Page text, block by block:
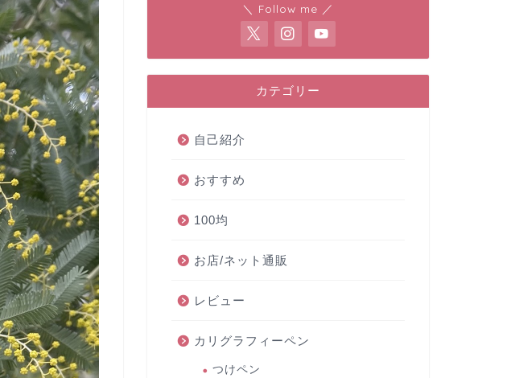
＼ Follow me ／
カテゴリー
自己紹介
おすすめ
100均
お店/ネット通販
レビュー
カリグラフィーペン
つけペン